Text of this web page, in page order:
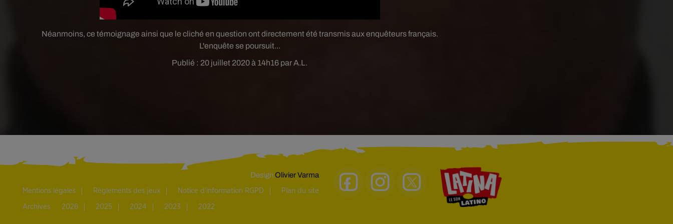
Publié : 20 juillet 2020 à 14h16 par A.L.
Néanmoins, ce témoignage ainsi que le cliché en question ont directement été transmis aux enquêteurs français.
L'enquête se poursuit...
DesignOlivier Varma
Mentions légales Règlements des jeux Notice d’information RGPD Plan du site
Archives 2026 2025 2024 2023 2022